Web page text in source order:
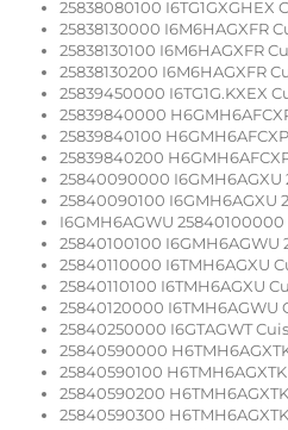
25838080100 I6TG1GXGHEX
25838130000 I6M6HAGXFR
25838130100 I6M6HAGXFR
25838130200 I6M6HAGXFR
25839450000 I6TG1G.KXEX
25839840000
25839840100
25839840200
25840090000
25840090100 I6GMH6AGXU
I6GMH6AGWU 25840100000
25840100100 I6GMH6AGWU
25840110000 I6TMH6AGXU
25840110100 I6TMH6AGXU
25840120000
25840250000 I6GTAGWT
25840590000
25840590100
25840590200
25840590300